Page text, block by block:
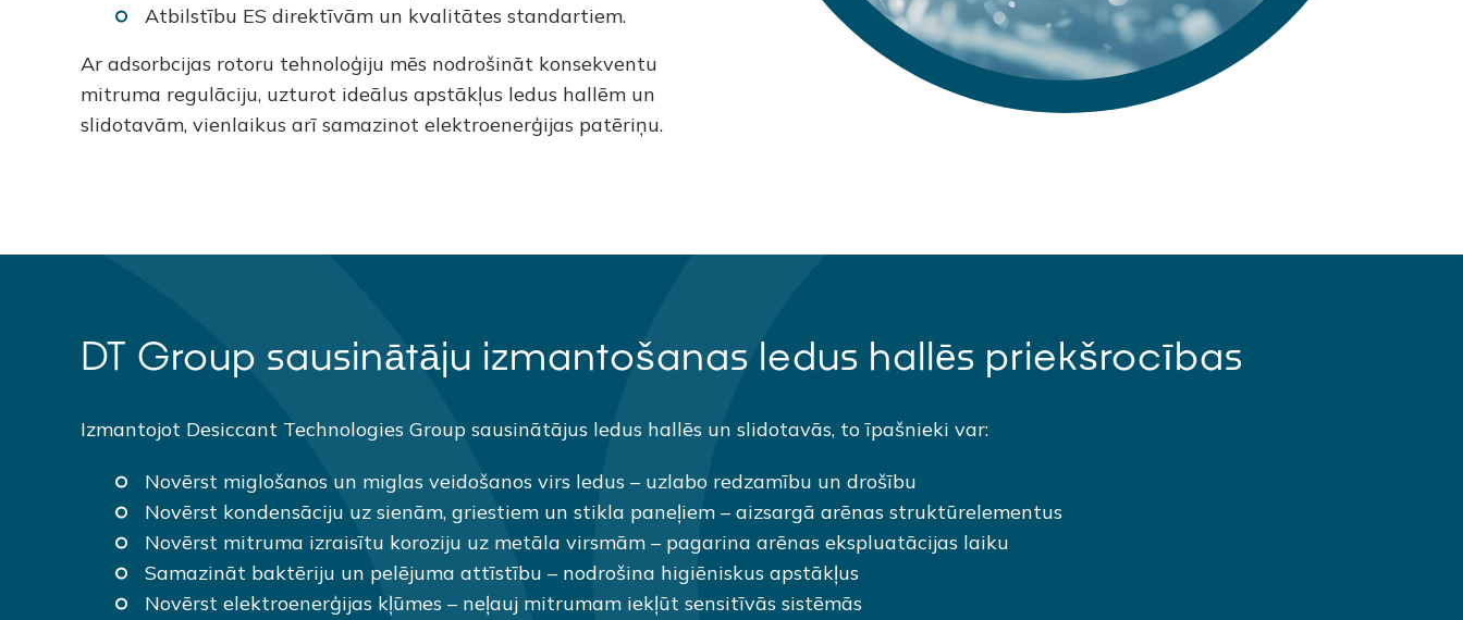
Atbilstību ES direktīvām un kvalitātes standartiem.
Ar adsorbcijas rotoru tehnoloģiju mēs nodrošināt konsekventu
mitruma regulāciju, uzturot ideālus apstākļus ledus hallēm un
slidotavām, vienlaikus arī samazinot elektroenerģijas patēriņu.
DT Group sausinātāju izmantošanas ledus hallēs priekšrocības
Izmantojot Desiccant Technologies Group sausinātājus ledus hallēs un slidotavās, to īpašnieki var:
Novērst miglošanos un miglas veidošanos virs ledus – uzlabo redzamību un drošību
Novērst kondensāciju uz sienām, griestiem un stikla paneļiem – aizsargā arēnas struktūrelementus
Novērst mitruma izraisītu koroziju uz metāla virsmām – pagarina arēnas ekspluatācijas laiku
Samazināt baktēriju un pelējuma attīstību – nodrošina higiēniskus apstākļus
Novērst elektroenerģijas kļūmes – neļauj mitrumam iekļūt sensitīvās sistēmās